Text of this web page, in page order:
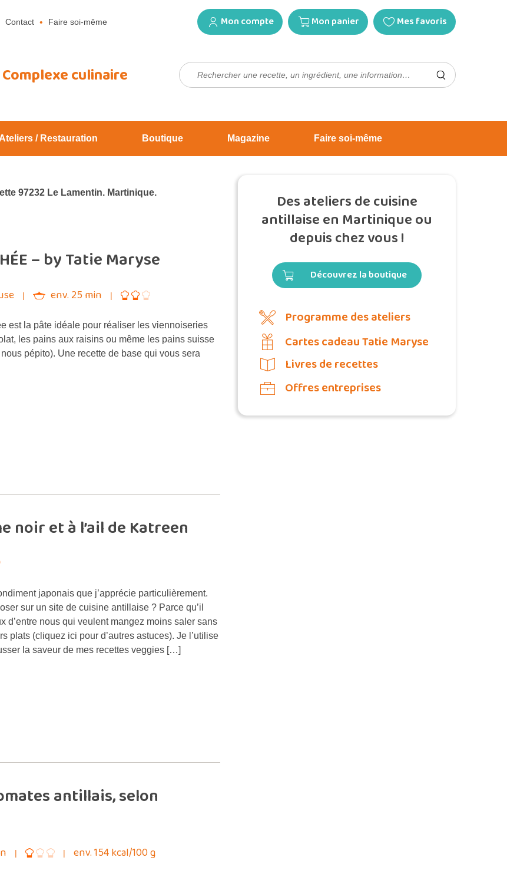
Contact Faire soi-même Mon compte Mon panier Mes favoris
Complexe culinaire Rechercher :
Ateliers / Restauration Boutique Magazine Faire soi-même
97232 Le Lamentin. Martinique.
– by Tatie Maryse
env. 25 min
est la pâte idéale pour réaliser les viennoiseries
les pains aux raisins ou même les pains suisse
pépito). Une recette de base qui vous sera
noir et à l’ail de Katreen
japonais que j’apprécie particulièrement.
sur un site de cuisine antillaise ? Parce qu’il
d’entre nous qui veulent mangez moins saler sans
plats (cliquez ici pour d’autres astuces). Je l’utilise
la saveur de mes recettes veggies […]
antillais, selon
env. 154 kcal/100 g
Des ateliers de cuisine
antillaise en Martinique ou
depuis chez vous !
Découvrez la boutique
Programme des ateliers
Cartes cadeau Tatie Maryse
Livres de recettes
Offres entreprises